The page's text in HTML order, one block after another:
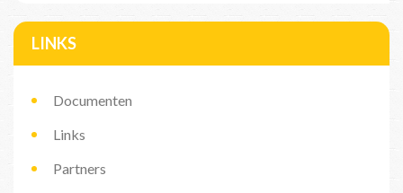
LINKS
Documenten
Links
Partners